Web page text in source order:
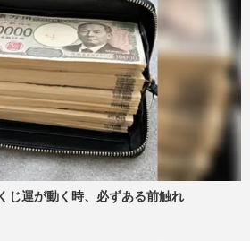
じ運が動く時、必ずある前触れ